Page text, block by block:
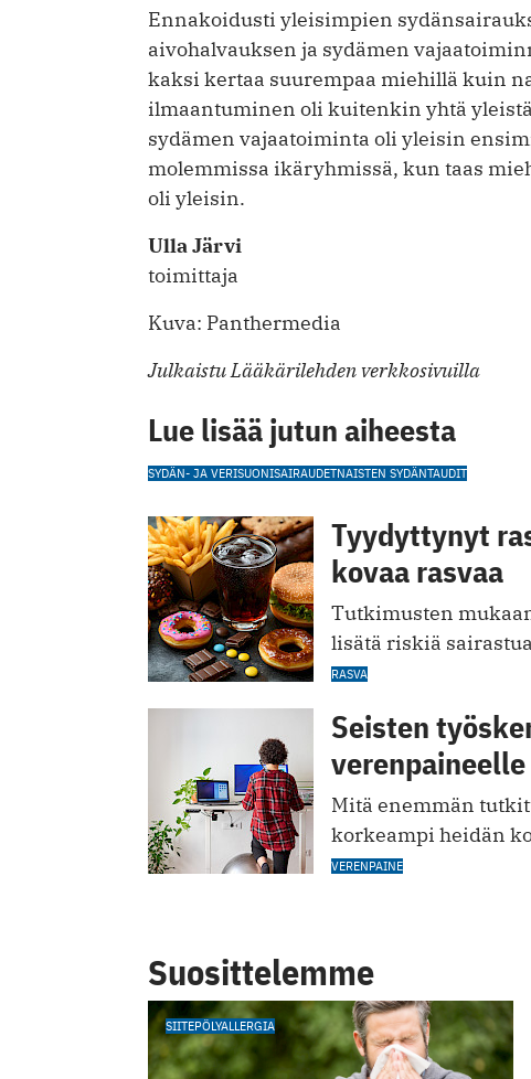
Ennakoidusti yleisimpien
aivohalvauksen ja sydämen
kaksi kertaa suurempaa miehillä kuin
ilmaantuminen oli kuitenkin yhtä
sydämen vajaatoiminta oli yleisin
molemmissa ikäryhmissä, kun taas
oli yleisin.
Ulla Järvi
toimittaja
Kuva: Panthermedia
Julkaistu Lääkärilehden verkkosivuilla
Lue lisää jutun aiheesta
SYDÄN- JA VERISUONISAIRAUDETNAISTEN SYDÄNTAUDIT
Tyydyttynyt
kovaa rasvaa
Tutkimusten
lisätä riskiä
RASVA
Seisten
verenpaineelle
Mitä enemmän
korkeampi heidän
VERENPAINE
Suosittelemme
SIITEPÖLYALLERGIA